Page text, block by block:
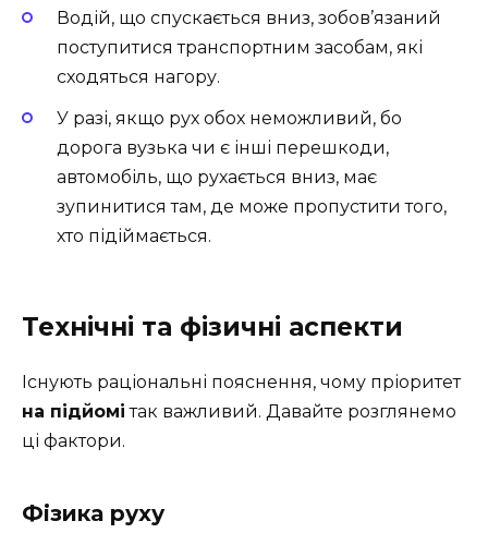
Водій, що спускається вниз, зобов’язаний
поступитися транспортним засобам, які
сходяться нагору.
У разі, якщо рух обох неможливий, бо
дорога вузька чи є інші перешкоди,
автомобіль, що рухається вниз, має
зупинитися там, де може пропустити того,
хто підіймається.
Технічні та фізичні аспекти
Існують раціональні пояснення, чому пріоритет
на підйомі так важливий. Давайте розглянемо
ці фактори.
Фізика руху